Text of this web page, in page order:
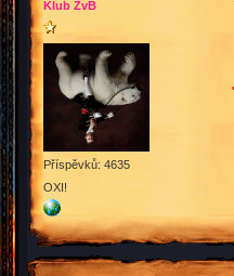
Klub ŽvB
Příspěvků: 4635
OXI!